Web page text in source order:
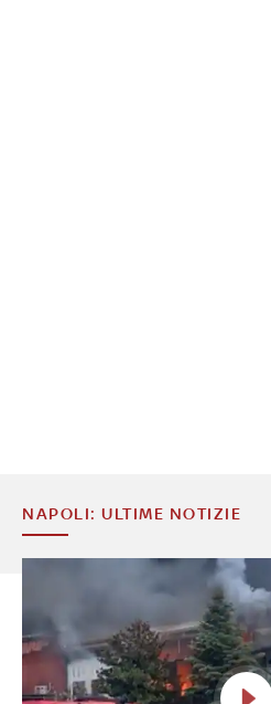
NAPOLI: ULTIME NOTIZIE